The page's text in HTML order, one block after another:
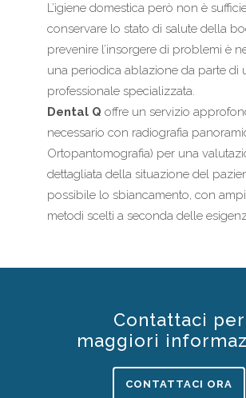
L’igiene domestica però non è
conservare lo stato di salute della
prevenire l’insorgere di problemi è
una periodica ablazione da parte di
professionale specializzata.
Dental Q offre un servizio
necessario con radiografia
Ortopantomografia) per una
dettagliata della situazione del
possibile lo sbiancamento, con
metodi scelti a seconda delle
Contattaci per
maggiori
CONTATTACI ORA